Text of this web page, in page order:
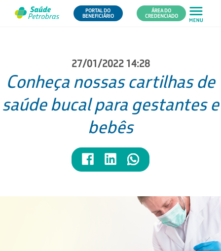
PORTAL DO
BENEFICIÁRIO
ÁREA DO
CREDENCIADO
27/01/2022 14:28
Conheça nossas cartilhas de
saúde bucal para gestantes e
bebês